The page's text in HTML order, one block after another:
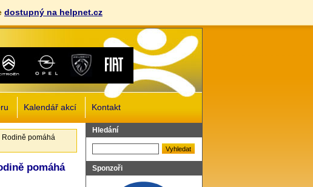
dostupný na helpnet.cz
Kalendář akcí Kontakt
Rodině pomáhá
pomáhá
Hledání
Sponzoři